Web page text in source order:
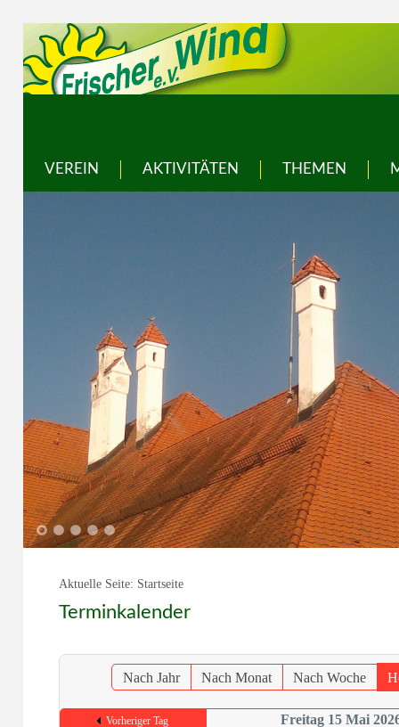
VEREIN AKTIVITÄTEN THEMEN
1 2 3 4 5
Aktuelle Seite: Startseite
Terminkalender
Nach Jahr Nach Monat Nach Woche
Vorheriger Tag Freitag 15 Mai